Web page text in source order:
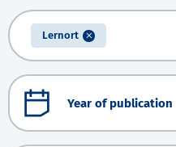
Lernort
Year of publication